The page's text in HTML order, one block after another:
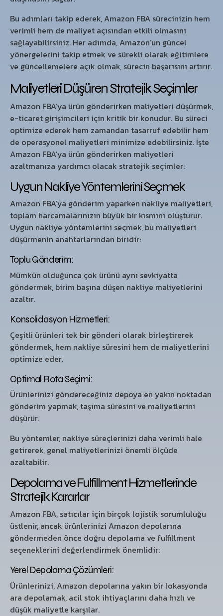
Bu adımları takip ederek, Amazon FBA sürecinizin hem
verimli hem de maliyet açısından etkili olmasını
sağlayabilirsiniz. Her adımda, Amazon’un güncel
yönergelerini takip etmek ve sürekli olarak eğitimlere
ve güncellemelere açık olmak, sürecin başarısını artırır.
Maliyetleri Düşüren Stratejik Seçimler
Amazon FBA’ya ürün gönderirken maliyetleri düşürmek,
e-ticaret girişimcileri için kritik bir konudur. Bu süreci
optimize ederek hem zamandan tasarruf edebilir hem
de operasyonel maliyetleri minimize edebilirsiniz. İşte
Amazon FBA’ya ürün gönderirken maliyetleri
azaltmanıza yardımcı olacak stratejik seçimler:
Uygun Nakliye Yöntemlerini Seçmek
Amazon FBA’ya gönderim yaparken nakliye maliyetleri,
toplam harcamalarınızın büyük bir kısmını oluşturur.
Uygun nakliye yöntemlerini seçmek, bu maliyetleri
düşürmenin anahtarlarından biridir:
Toplu Gönderim:
Mümkün olduğunca çok ürünü aynı sevkiyatta
göndermek, birim başına düşen nakliye maliyetlerini
azaltır.
Konsolidasyon Hizmetleri:
Çeşitli ürünleri tek bir gönderi olarak birleştirerek
göndermek, hem nakliye süresini hem de maliyetlerini
optimize eder.
Optimal Rota Seçimi:
Ürünlerinizi göndereceğiniz depoya en yakın noktadan
gönderim yapmak, taşıma süresini ve maliyetlerini
düşürür.
Bu yöntemler, nakliye süreçlerinizi daha verimli hale
getirerek, genel maliyetlerinizi önemli ölçüde
azaltabilir.
Depolama ve Fulfillment Hizmetlerinde
Stratejik Kararlar
Amazon FBA, satıcılar için birçok lojistik sorumluluğu
üstlenir, ancak ürünlerinizi Amazon depolarına
göndermeden önce doğru depolama ve fulfillment
seçeneklerini değerlendirmek önemlidir:
Yerel Depolama Çözümleri:
Ürünlerinizi, Amazon depolarına yakın bir lokasyonda
ara depolamak, acil stok ihtiyaçlarını daha hızlı ve
düşük maliyetle karşılar.